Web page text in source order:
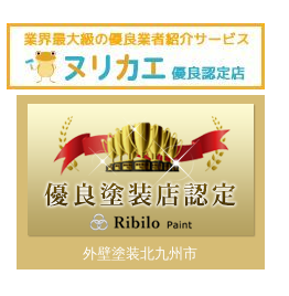
外壁塗装北九州市